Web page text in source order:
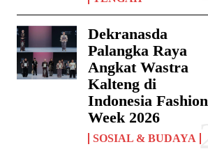
Dekranasda
Palangka Raya
Angkat Wastra
Kalteng di
Indonesia Fashion
Week 2026
SOSIAL & BUDAYA